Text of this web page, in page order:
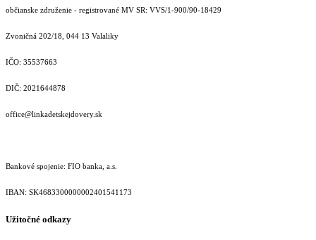
občianske združenie - registrované MV SR: VVS/1-900/90-18429
Zvoničná 202/18, 044 13 Valaliky
IČO: 35537663
DIČ: 2021644878
office@linkadetskejdovery.sk
Bankové spojenie: FIO banka, a.s.
IBAN: SK46833000000­02401541173
Užitočné odkazy